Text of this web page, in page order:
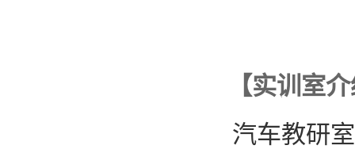
【实训室
汽车教研